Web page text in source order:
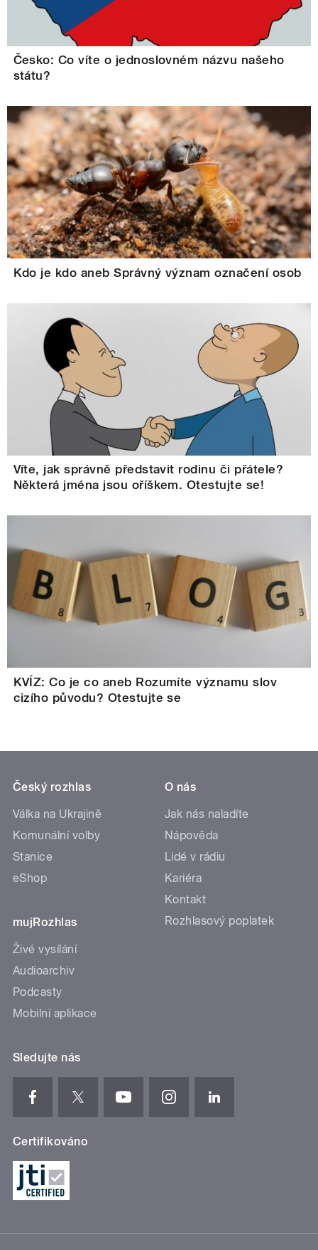
Česko: Co víte o jednoslovném názvu našeho
státu?
Kdo je kdo aneb Správný význam označení osob
Víte, jak správně představit rodinu či přátele?
Některá jména jsou oříškem. Otestujte se!
KVÍZ: Co je co aneb Rozumíte významu slov
cizího původu? Otestujte se
Český rozhlas
Válka na Ukrajině
Komunální volby
Stanice
eShop
mujRozhlas
Živé vysílání
Audioarchiv
Podcasty
Mobilní aplikace
O nás
Jak nás naladíte
Nápověda
Lidé v rádiu
Kariéra
Kontakt
Rozhlasový poplatek
Sledujte nás
Certifikováno